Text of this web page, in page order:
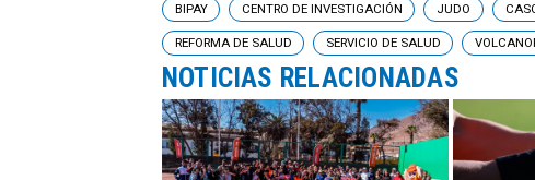
BIPAY CENTRO DE INVESTIGACIÓN JUDO
REFORMA DE SALUD SERVICIO DE SALUD
NOTICIAS RELACIONADAS